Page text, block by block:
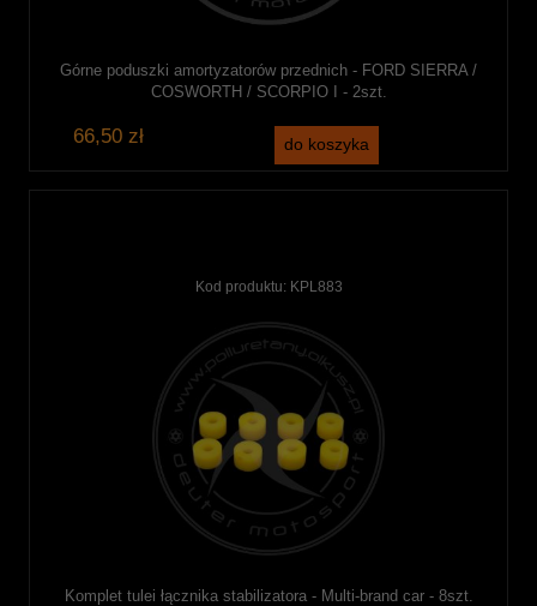
Górne poduszki amortyzatorów przednich - FORD SIERRA /
COSWORTH / SCORPIO I - 2szt.
66,50 zł do koszyka
Kod produktu: KPL883
Komplet tulei łącznika stabilizatora - Multi-brand car - 8szt.